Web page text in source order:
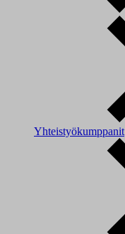
Yhteistyökumppanit